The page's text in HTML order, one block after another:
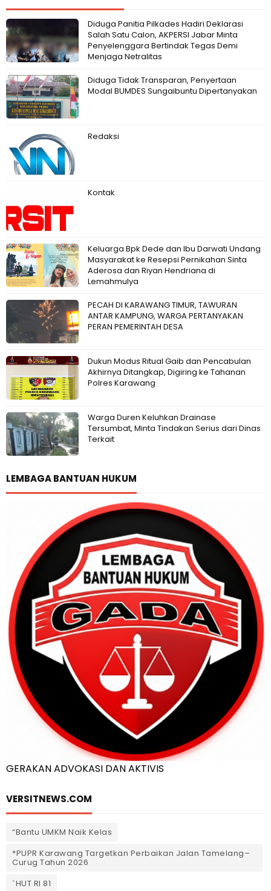
Diduga Panitia Pilkades Hadiri Deklarasi
Salah Satu Calon, AKPERSI Jabar Minta
Penyelenggara Bertindak Tegas Demi
Menjaga Netralitas
Diduga Tidak Transparan, Penyertaan
Modal BUMDES Sungaibuntu Dipertanyakan
Redaksi
Kontak
Keluarga Bpk Dede dan Ibu Darwati Undang
Masyarakat ke Resepsi Pernikahan Sinta
Aderosa dan Riyan Hendriana di
Lemahmulya
PECAH DI KARAWANG TIMUR, TAWURAN
ANTAR KAMPUNG, WARGA PERTANYAKAN
PERAN PEMERINTAH DESA
Dukun Modus Ritual Gaib dan Pencabulan
Akhirnya Ditangkap, Digiring ke Tahanan
Polres Karawang
Warga Duren Keluhkan Drainase
Tersumbat, Minta Tindakan Serius dari Dinas
Terkait
LEMBAGA BANTUAN HUKUM
GERAKAN ADVOKASI DAN AKTIVIS
VERSITNEWS.COM
“Bantu UMKM Naik Kelas
*PUPR Karawang Targetkan Perbaikan Jalan Tamelang–
Curug Tahun 2026
`HUT RI 81